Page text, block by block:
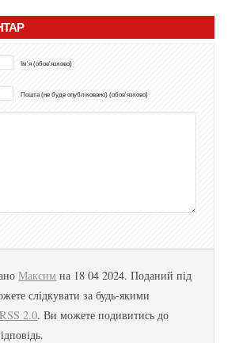
Ім'я (обов'язково)
Пошта (не буде опубліковано) (обов'язково)
Максим на 18 04 2024. Поданий під
слідкувати за будь-якими
RSS 2.0. Ви можете подивитись до